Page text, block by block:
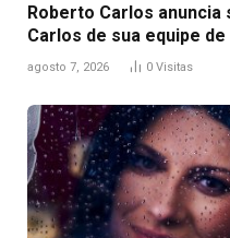
Roberto Carlos anuncia
Carlos de sua equipe
agosto 7, 2026 0 Visitas